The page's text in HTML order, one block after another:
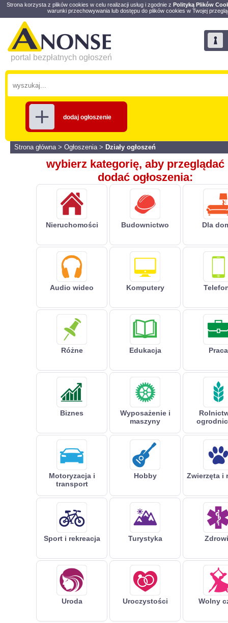
Strona korzysta z plików cookies w celu realizacji usług i zgodnie z Polityką Plików
warunki przechowywania lub dostępu do plików cookies w Twojej
portal bezpłatnych ogłoszeń
dodaj ogłoszenie
Strona główna> Ogłoszenia > Działy ogłoszeń
wybierz kategorię, aby przeglądać
dodać ogłoszenia:
Nieruchomości Budownictwo Dla
Audio wideo Komputery
Różne Edukacja Praca
Biznes
Wyposażenie i
maszyny
Motoryzacja i
transport
Hobby Zwierzęta i
Sport i rekreacja Turystyka
Uroda Uroczystości Wolny